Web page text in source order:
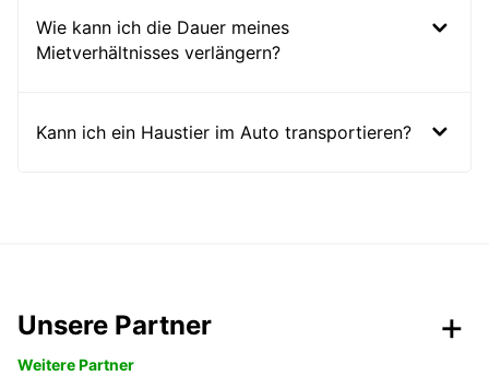
Wie kann ich die Dauer meines
Mietverhältnisses verlängern?
Kann ich ein Haustier im Auto transportieren?
Unsere Partner
Weitere Partner